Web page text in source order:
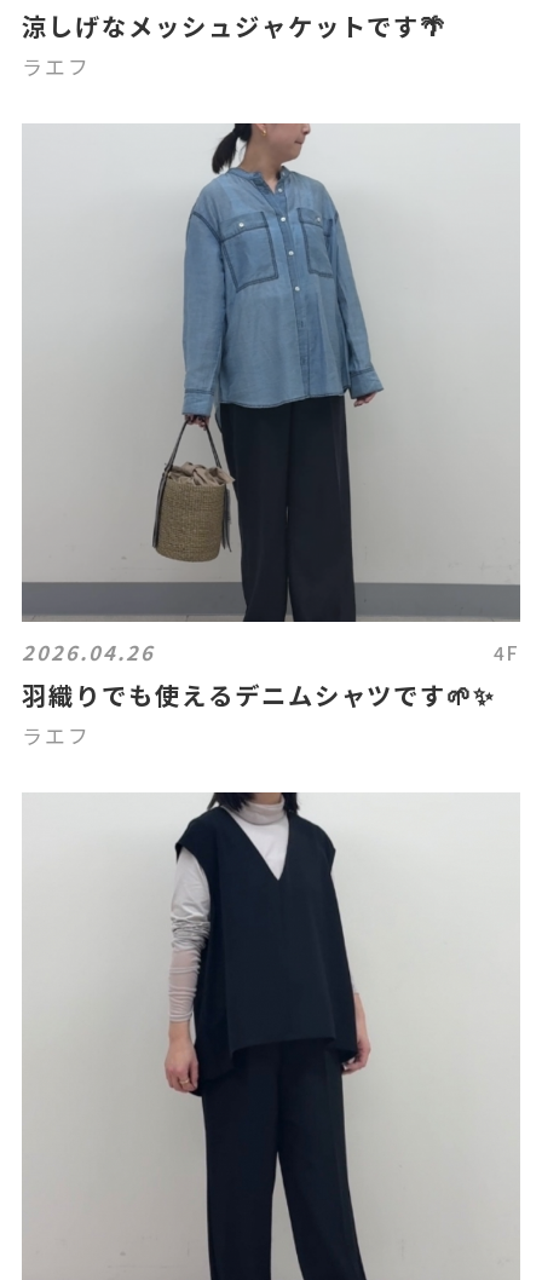
涼しげなメッシュジャケットです🌴
ラエフ
2026.04.26 4F
羽織りでも使えるデニムシャツです🌱✨
ラエフ